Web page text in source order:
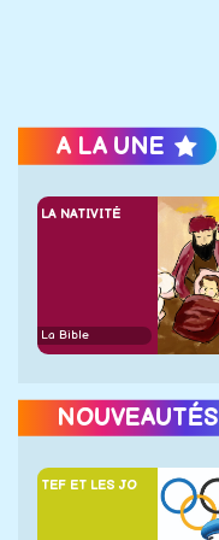
A LA UNE
LA NATIVITÉ
La Bible
NOUVEAUTÉS
TEF ET LES JO